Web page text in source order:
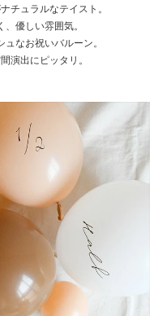
チュラルなテイスト。
優しい雰囲気。
なお祝いバルーン。
演出にピッタリ。